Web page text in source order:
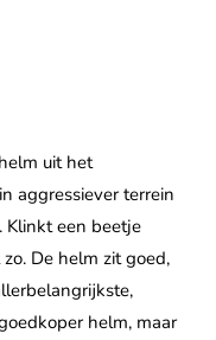
uit het
aggressiever terrein
Klinkt een beetje
De helm zit goed,
helm, maar